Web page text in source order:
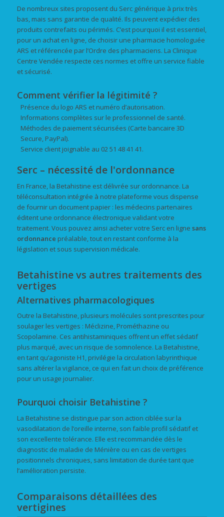
De nombreux sites proposent du Serc générique à prix très
bas, mais sans garantie de qualité. Ils peuvent expédier des
produits contrefaits ou périmés. C’est pourquoi il est essentiel,
pour un achat en ligne, de choisir une pharmacie homologuée
ARS et référencée par l’Ordre des pharmaciens. La Clinique
Centre Vendée respecte ces normes et offre un service fiable
et sécurisé.
Comment vérifier la légitimité ?
Présence du logo ARS et numéro d’autorisation.
Informations complètes sur le professionnel de santé.
Méthodes de paiement sécurisées (Carte bancaire 3D
Secure, PayPal).
Service client joignable au 02 51 48 41 41.
Serc – nécessité de l'ordonnance
En France, la Betahistine est délivrée sur ordonnance. La
téléconsultation intégrée à notre plateforme vous dispense
de fournir un document papier : les médecins partenaires
éditent une ordonnance électronique validant votre
traitement. Vous pouvez ainsi acheter votre Serc en ligne sans
ordonnance préalable, tout en restant conforme à la
législation et sous supervision médicale.
Betahistine vs autres traitements des
vertiges
Alternatives pharmacologiques
Outre la Betahistine, plusieurs molécules sont prescrites pour
soulager les vertiges : Méclizine, Prométhazine ou
Scopolamine. Ces antihistaminiques offrent un effet sédatif
plus marqué, avec un risque de somnolence. La Betahistine,
en tant qu’agoniste H1, privilégie la circulation labyrinthique
sans altérer la vigilance, ce qui en fait un choix de préférence
pour un usage journalier.
Pourquoi choisir Betahistine ?
La Betahistine se distingue par son action ciblée sur la
vasodilatation de l’oreille interne, son faible profil sédatif et
son excellente tolérance. Elle est recommandée dès le
diagnostic de maladie de Ménière ou en cas de vertiges
positionnels chroniques, sans limitation de durée tant que
l’amélioration persiste.
Comparaisons détaillées des
vertigines